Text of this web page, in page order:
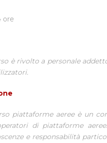
ore
è rivolto a personale
piattaforme aeree è un
di piattaforme
e responsabilità